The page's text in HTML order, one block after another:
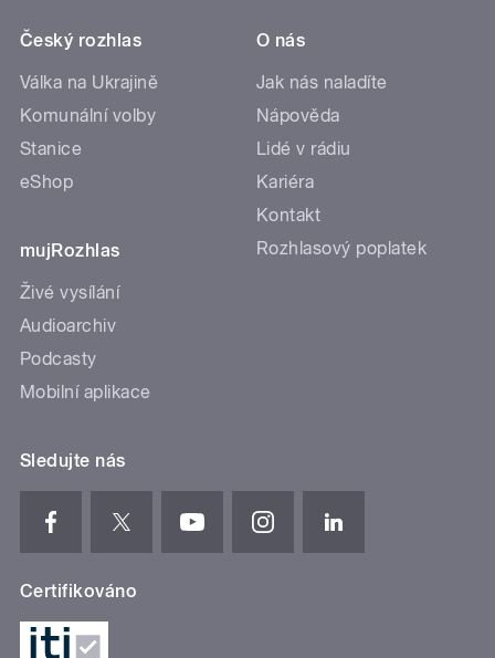
Český rozhlas
Válka na Ukrajině
Komunální volby
Stanice
eShop
mujRozhlas
Živé vysílání
Audioarchiv
Podcasty
Mobilní aplikace
O nás
Jak nás naladíte
Nápověda
Lidé v rádiu
Kariéra
Kontakt
Rozhlasový poplatek
Sledujte nás
Certifikováno